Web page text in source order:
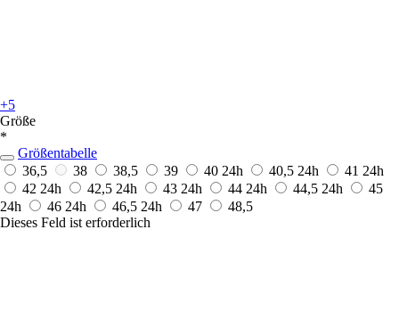
+5
Größe
*
Größentabelle
36,5
38 38,5 39 40 24h 40,5 24h 41 24h
42 24h 42,5 24h 43 24h 44 24h 44,5 24h
45
24h
46 24h 46,5 24h 47
48,5
Dieses Feld ist erforderlich